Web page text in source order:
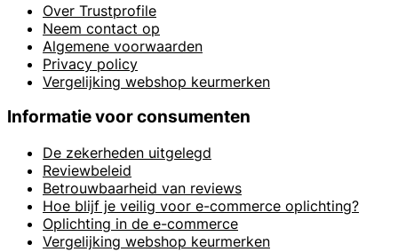
Over Trustprofile
Neem contact op
Algemene voorwaarden
Privacy policy
Vergelijking webshop keurmerken
Informatie voor consumenten
De zekerheden uitgelegd
Reviewbeleid
Betrouwbaarheid van reviews
Hoe blijf je veilig voor e-commerce oplichting?
Oplichting in de e-commerce
Vergelijking webshop keurmerken